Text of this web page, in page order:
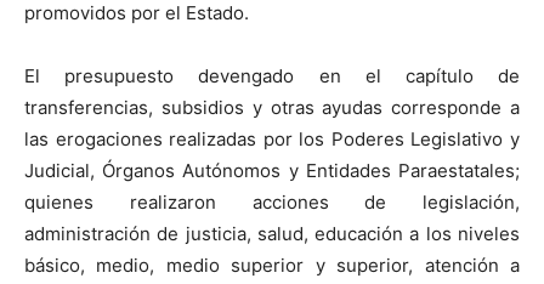
promovidos por el Estado.
El presupuesto devengado en el capítulo de
transferencias, subsidios y otras ayudas corresponde a
las erogaciones realizadas por los Poderes Legislativo y
Judicial, Órganos Autónomos y Entidades Paraestatales;
quienes realizaron acciones de legislación,
administración de justicia, salud, educación a los niveles
básico, medio, medio superior y superior, atención a